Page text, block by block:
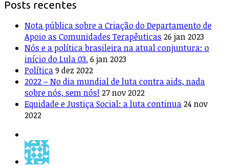
Posts recentes
Nota pública sobre a Criação do Departamento de
Apoio as Comunidades Terapêuticas 26 jan 2023
Nós e a política brasileira na atual conjuntura: o
início do Lula 03.6 jan 2023
Política9 dez 2022
2022 – No dia mundial de luta contra aids, nada
sobre nós, sem nós! 27 nov 2022
Equidade e Justiça Social: a luta continua 24 nov
2022